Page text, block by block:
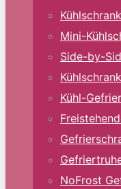
Kühlschrank
Mini-
Side-by-
Kühl-
NoFrost